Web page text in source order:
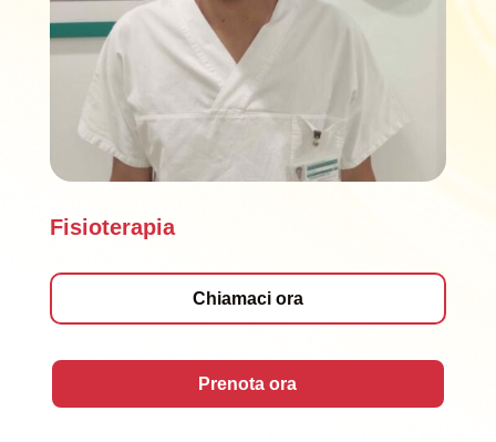
Fisioterapia
Chiamaci ora
Prenota ora